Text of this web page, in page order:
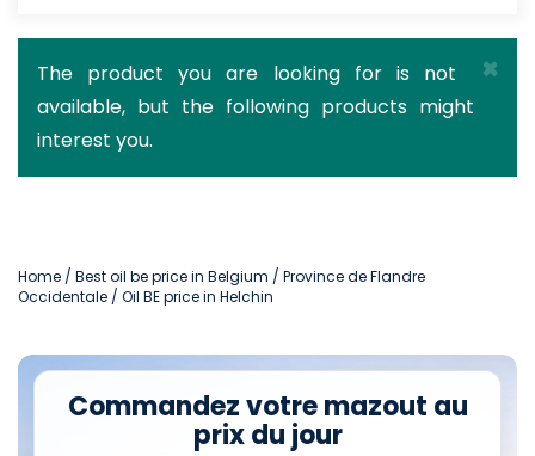
×
Status
message
The product you are looking for is not
available, but the following products might
interest you.
Home / Best oil be price in Belgium / Province de Flandre
Occidentale / Oil BE price in Helchin
Commandez votre mazout au
prix du jour